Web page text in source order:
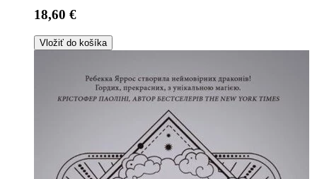
18,60 €
Vložiť do košíka